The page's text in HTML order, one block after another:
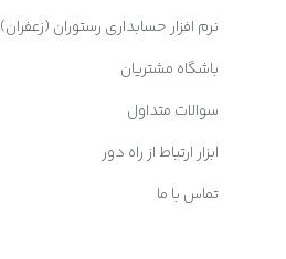
نرم افزار حسابداری رستوران (زعفران)
باشگاه مشتریان
سوالات متداول
ابزار ارتباط از راه دور
تماس با ما